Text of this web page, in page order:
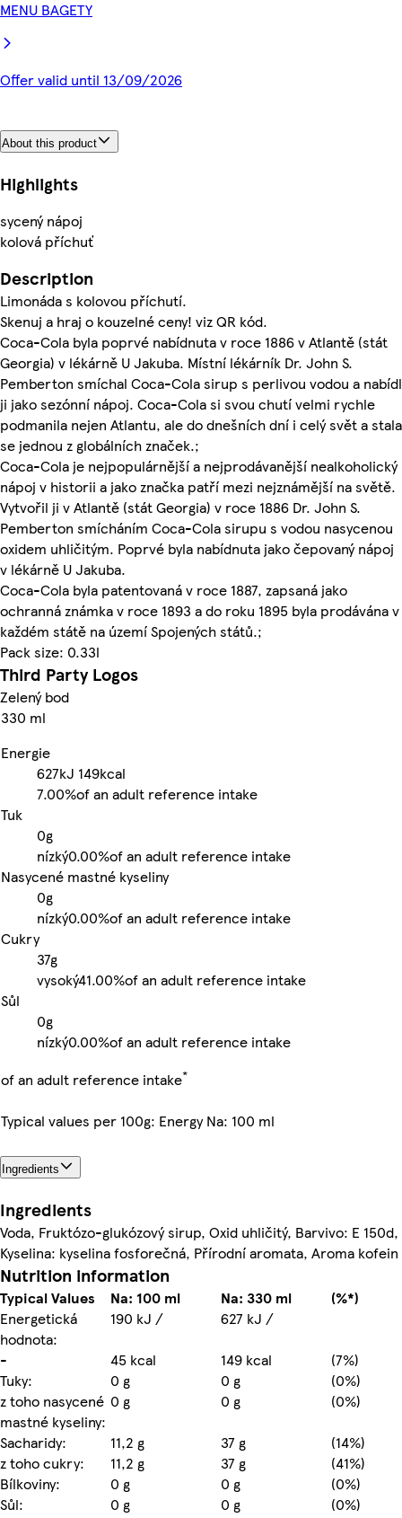
MENU BAGETY
Offer valid until 13/09/2026
About this product
Highlights
sycený nápoj
kolová příchuť
Description
Limonáda s kolovou příchutí.
Skenuj a hraj o kouzelné ceny! viz QR kód.
Coca-Cola byla poprvé nabídnuta v roce 1886 v Atlantě (stát
Georgia) v lékárně U Jakuba. Místní lékárník Dr. John S.
Pemberton smíchal Coca-Cola sirup s perlivou vodou a nabídl
ji jako sezónní nápoj. Coca-Cola si svou chutí velmi rychle
podmanila nejen Atlantu, ale do dnešních dní i celý svět a stala
se jednou z globálních značek.;
Coca-Cola je nejpopulárnější a nejprodávanější nealkoholický
nápoj v historii a jako značka patří mezi nejznámější na světě.
Vytvořil ji v Atlantě (stát Georgia) v roce 1886 Dr. John S.
Pemberton smícháním Coca-Cola sirupu s vodou nasycenou
oxidem uhličitým. Poprvé byla nabídnuta jako čepovaný nápoj
v lékárně U Jakuba.
Coca-Cola byla patentovaná v roce 1887, zapsaná jako
ochranná známka v roce 1893 a do roku 1895 byla prodávána v
každém státě na území Spojených států.;
Pack size: 0.33l
Third Party Logos
Zelený bod
330 ml
Energie
627kJ 149kcal
7.00%of an adult reference intake
Tuk
0g
nízký0.00%of an adult reference intake
Nasycené mastné kyseliny
0g
nízký0.00%of an adult reference intake
Cukry
37g
vysoký41.00%of an adult reference intake
Sůl
0g
nízký0.00%of an adult reference intake
of an adult reference intake*
Typical values per 100g: Energy Na: 100 ml
Ingredients
Ingredients
Voda, Fruktózo-glukózový sirup, Oxid uhličitý, Barvivo: E 150d,
Kyselina: kyselina fosforečná, Přírodní aromata, Aroma kofein
Nutrition information
Typical Values Na: 100 ml Na: 330 ml
(%*)
Energetická
hodnota:
190 kJ /
627 kJ /
-
45 kcal 149 kcal
(7%)
Tuky:
0 g 0 g
(0%)
z toho nasycené
mastné kyseliny:
0 g 0 g
(0%)
Sacharidy:
11,2 g 37 g
(14%)
z toho cukry:
11,2 g 37 g
(41%)
Bílkoviny:
0 g 0 g
(0%)
Sůl:
0 g 0 g
(0%)